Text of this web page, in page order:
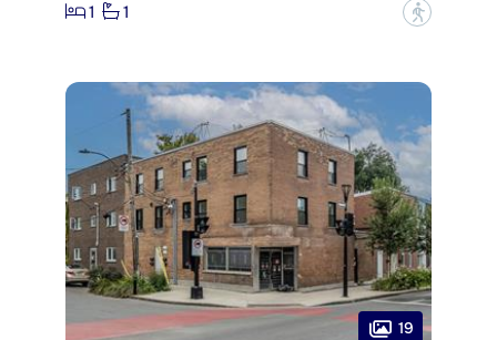
1
1 ?
19